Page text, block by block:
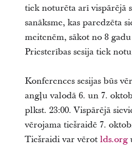
tiek noturēta arī vispārējā
sanāksme, kas paredzēta
meitenēm, sākot no 8
Priesterības sesija tiek
Konferences sesijas būs
angļu valodā 6. un 7.
plkst. 23:00. Vispārējā
vērojama tiešraidē 7.
Tiešraidi var vērot lds.org